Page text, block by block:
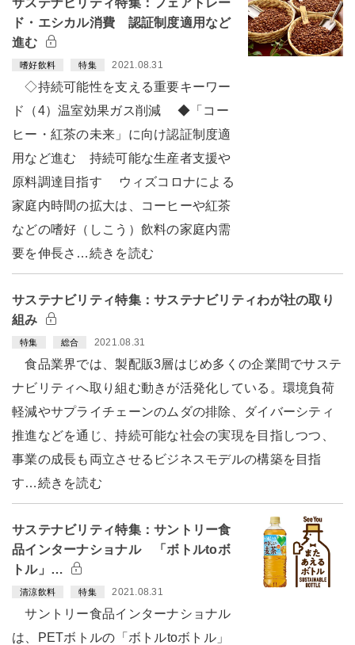
ド・エシカル消費 認証制度適用など
進む
嗜好飲料 特集 2021.08.31
◇持続可能性を支える重要キーワー
ド（4）温室効果ガス削減 ◆「コー
ヒー・紅茶の未来」に向け認証制度適
用など進む 持続可能な生産者支援や
原料調達目指す ウィズコロナによる
家庭内時間の拡大は、コーヒーや紅茶
などの嗜好（しこう）飲料の家庭内需
要を伸長さ…続きを読む
サステナビリティ特集：サステナビリティわが社の取り
組み
特集 総合 2021.08.31
食品業界では、製配販3層はじめ多くの企業間でサステ
ナビリティへ取り組む動きが活発化している。環境負荷
軽減やサプライチェーンのムダの排除、ダイバーシティ
推進などを通じ、持続可能な社会の実現を目指しつつ、
事業の成長も両立させるビジネスモデルの構築を目指
す…続きを読む
サステナビリティ特集：サントリー食
品インターナショナル 「ボトルtoボ
トル」…
清涼飲料 特集 2021.08.31
サントリー食品インターナショナル
は、PETボトルの「ボトルtoボトル」